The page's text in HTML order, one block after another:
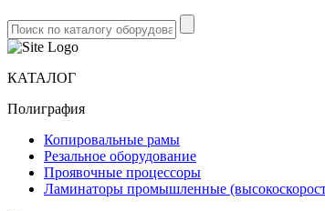
КАТАЛОГ
Полиграфия
Копировальные рамы
Резальное оборудование
Проявочные процессоры
Ламинаторы промышленные